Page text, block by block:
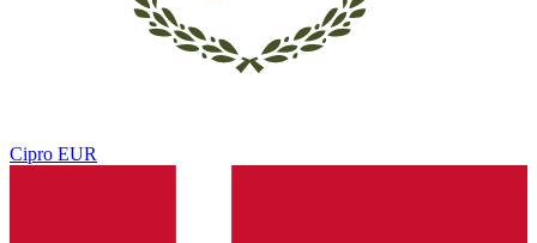
Cipro EUR